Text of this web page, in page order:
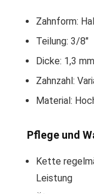
Zahnform:
Teilung: 3/8″
Dicke: 1,3 mm
Zahnzahl:
Material:
Pflege und
Kette
Leistung